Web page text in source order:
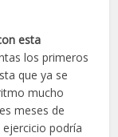
esta
los primeros
que ya se
mucho
meses de
podría